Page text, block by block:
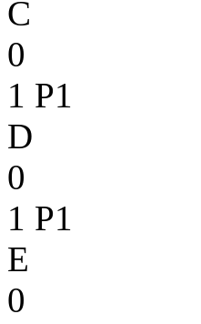
C
0
1 P1
D
0
1 P1
E
0